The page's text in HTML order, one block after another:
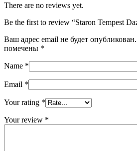
There are no reviews yet.
Be the first to review “Staron Tempest
Ваш адрес email не будет опубликован.
помечены *
Name *
Email *
Your rating *
Your review *